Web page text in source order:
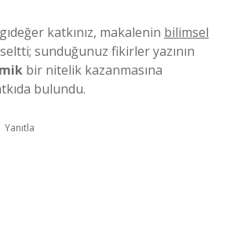
katkınız, makalenin bilimsel
sunduğunuz fikirler yazının
bir nitelik kazanmasına
bulundu.
Yanıtla